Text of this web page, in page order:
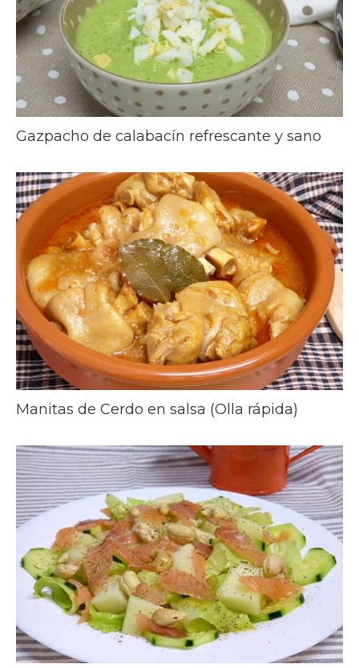
Gazpacho de calabacín refrescante y sano
Manitas de Cerdo en salsa (Olla rápida)